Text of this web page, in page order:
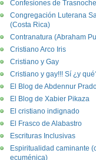
Confesiones de Trasnoche
Congregación Luterana
(Costa Rica)
Contranatura (Abraham
Cristiano Arco Iris
Cristiano y Gay
Cristiano y gay!!! Sí ¿y
El Blog de Abdennur
El Blog de Xabier Pikaza
El cristiano indignado
El Frasco de Alabastro
Escrituras Inclusivas
Espiritualidad caminante
ecuménica)